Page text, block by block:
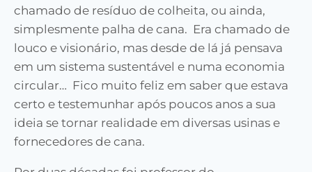
chamado de resíduo de colheita, ou ainda,
simplesmente palha de cana. Era chamado de
louco e visionário, mas desde de lá já pensava
em um sistema sustentável e numa economia
circular… Fico muito feliz em saber que estava
certo e testemunhar após poucos anos a sua
ideia se tornar realidade em diversas usinas e
fornecedores de cana.